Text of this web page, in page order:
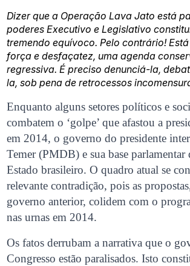
Dizer que a Operação Lava Jato está
poderes Executivo e Legislativo
tremendo equívoco. Pelo contrário!
força e desfaçatez, uma agenda
regressiva. É preciso denunciá-la,
la, sob pena de retrocessos
Enquanto alguns setores políticos e
combatem o ‘golpe’ que afastou a
em 2014, o governo do presidente
Temer (PMDB) e sua base parlamentar
Estado brasileiro. O quadro atual se
relevante contradição, pois as
governo anterior, colidem com o
nas urnas em 2014.
Os fatos derrubam a narrativa que o
Congresso estão paralisados. Isto